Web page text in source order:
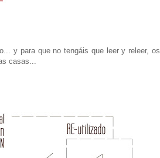
y para que no tengáis que leer y releer, os
casas...